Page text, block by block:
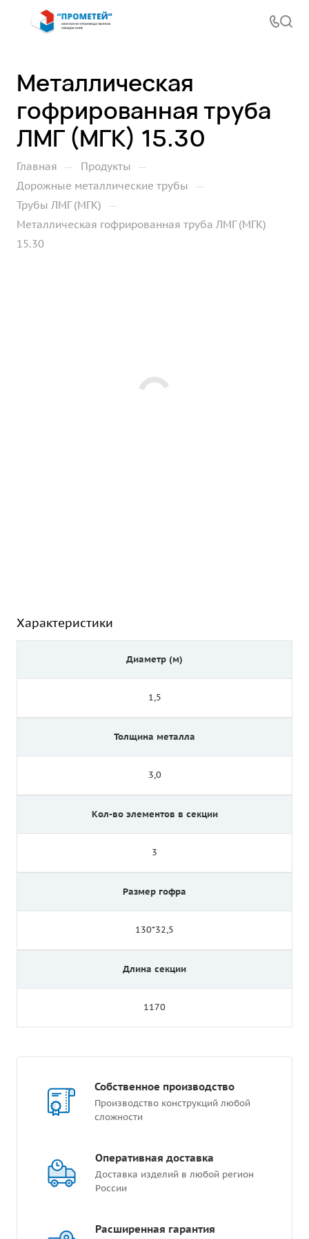
Металлическая
гофрированная труба
ЛМГ (МГК) 15.30
Главная — Продукты —
Дорожные металлические трубы —
Трубы ЛМГ (МГК) —
Металлическая гофрированная труба ЛМГ (МГК)
15.30
Характеристики
Диаметр (м)
1,5
Толщина металла
3,0
Кол-во элементов в секции
3
Размер гофра
130*32,5
Длина секции
1170
Собственное производство
Производство конструкций любой
сложности
Оперативная доставка
Доставка изделий в любой регион
России
Расширенная гарантия